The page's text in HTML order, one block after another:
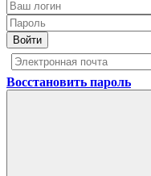
Войти
Восстановить пароль